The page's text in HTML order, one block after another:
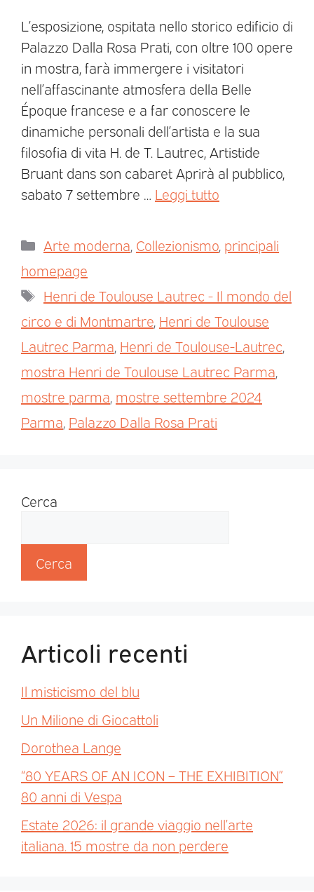
L’esposizione, ospitata nello storico edificio di
Palazzo Dalla Rosa Prati, con oltre 100 opere
in mostra, farà immergere i visitatori
nell’affascinante atmosfera della Belle
Époque francese e a far conoscere le
dinamiche personali dell’artista e la sua
filosofia di vita H. de T. Lautrec, Artistide
Bruant dans son cabaret Aprirà al pubblico,
sabato 7 settembre … Leggi tutto
Arte moderna Collezionismo principali
homepage
Henri de Toulouse Lautrec - Il mondo del
circo e di Montmartre Henri de Toulouse
Lautrec Parma Henri de Toulouse-Lautrec
mostra Henri de Toulouse Lautrec Parma
mostre parma mostre settembre 2024
Parma Palazzo Dalla Rosa Prati
Cerca
Cerca
Articoli recenti
Il misticismo del blu
Un Milione di Giocattoli
Dorothea Lange
“80 YEARS OF AN ICON – THE EXHIBITION”
80 anni di Vespa
Estate 2026: il grande viaggio nell’arte
italiana. 15 mostre da non perdere